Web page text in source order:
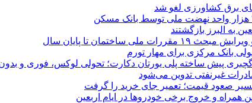
برق کشاورزی لغو شد
ملی ساختمان تا پایان سال
پولی بانک مرکزی برای مهار تورم
گچبری پیش ساخته پلی یورتان دکارت؛ تحولی لوکس، فوری و
غیرنفتی تدوین می‌شود
صعود قیمت؛ تعمیر جای خرید را گرفت
و خروج برخی خودروها در ایام اربعین